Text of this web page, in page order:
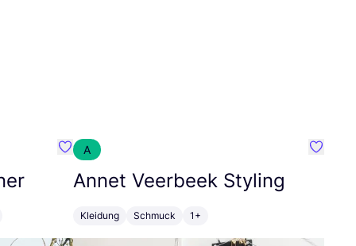
Favorit SEC Surf Every Corner
A
Annet Veerbeek Styling
Kleidung Schmuck 1+
Favorit